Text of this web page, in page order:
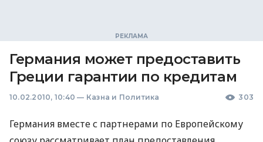
Германия может предоставить
Греции гарантии по кредитам
10.02.2010, 10:40 — Казна и Политика 303
Германия вместе с партнерами по Европейскому